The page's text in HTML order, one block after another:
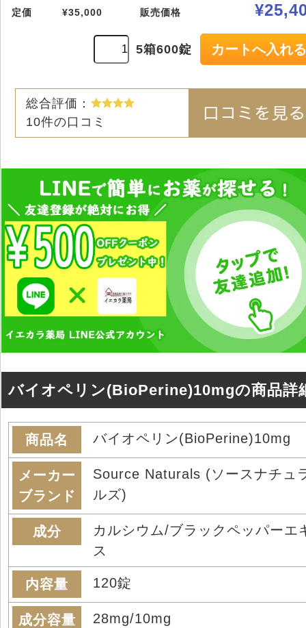
定価 ¥35,000 販売価格
5箱600錠
総合評価：
10件の口コミ
バイオペリン(BioPerine)10mgの商品詳
商品名 バイオペリン(BioPerine)10mg
メーカー
ブランド
Source Naturals (ソースナチュ
ルズ)
成分
カルシウム/ブラックペッパーエ
ス
内容量 120錠
成分容量 28mg/10mg